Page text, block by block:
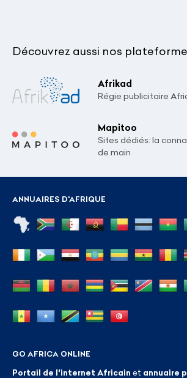
Découvrez aussi nos
Afrikad
Régie publicitaire
Mapitoo
Sites dédiés: la
de main
ANNUAIRES D'AFRIQUE
GO AFRICA ONLINE
Portail de l'internet Africain et annuaire